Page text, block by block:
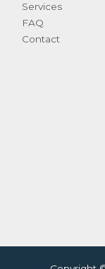
Services
FAQ
Contact